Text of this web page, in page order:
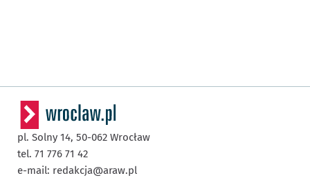
pl. Solny 14, 50-062 Wrocław
tel. 71 776 71 42
e-mail: redakcja@araw.pl